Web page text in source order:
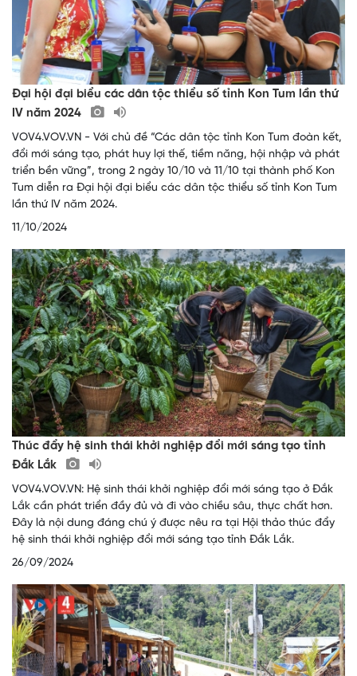
Đại hội đại biểu các dân tộc thiểu số tỉnh Kon Tum lần thứ
IV năm 2024
VOV4.VOV.VN - Với chủ đề “Các dân tộc tỉnh Kon Tum đoàn kết,
đổi mới sáng tạo, phát huy lợi thế, tiềm năng, hội nhập và phát
triển bền vững”, trong 2 ngày 10/10 và 11/10 tại thành phố Kon
Tum diễn ra Đại hội đại biểu các dân tộc thiểu số tỉnh Kon Tum
lần thứ IV năm 2024.
11/10/2024
Thúc đẩy hệ sinh thái khởi nghiệp đổi mới sáng tạo tỉnh
Đắk Lắk
VOV4.VOV.VN: Hệ sinh thái khởi nghiệp đổi mới sáng tạo ở Đắk
Lắk cần phát triển đầy đủ và đi vào chiều sâu, thực chất hơn.
Đây là nội dung đáng chú ý được nêu ra tại Hội thảo thúc đẩy
hệ sinh thái khởi nghiệp đổi mới sáng tạo tỉnh Đắk Lắk.
26/09/2024